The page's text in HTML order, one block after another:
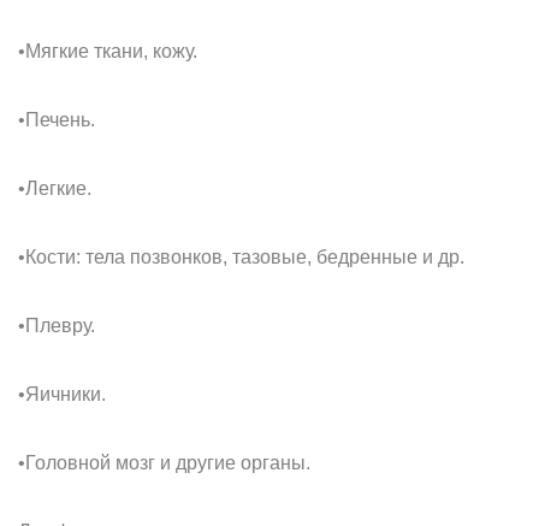
•Мягкие ткани, кожу.
•Печень.
•Легкие.
•Кости: тела позвонков, тазовые, бедренные и др.
•Плевру.
•Яичники.
•Головной мозг и другие органы.